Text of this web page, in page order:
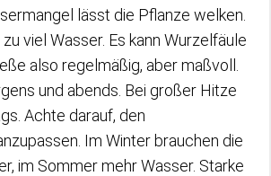
lässt die Pflanze welken.
viel Wasser. Es kann Wurzelfäule
also regelmäßig, aber maßvoll.
und abends. Bei großer Hitze
Achte darauf, den
Im Winter brauchen die
im Sommer mehr Wasser. Starke